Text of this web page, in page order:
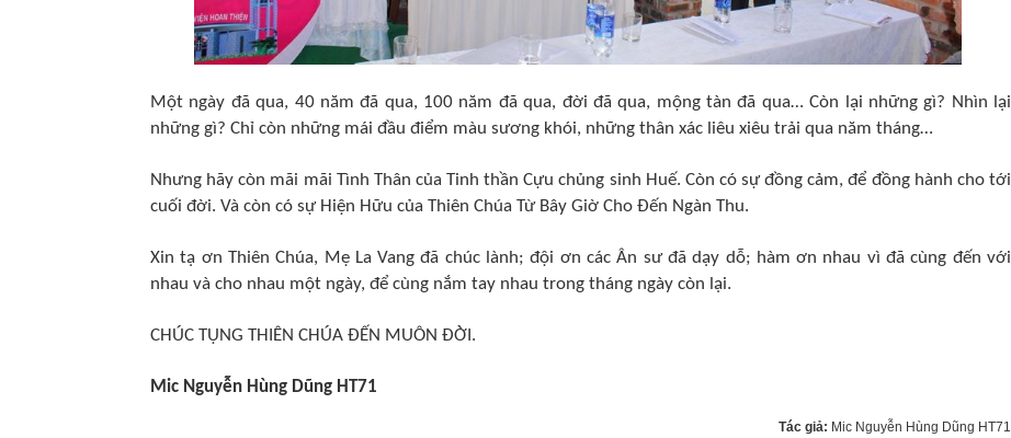
Một ngày đã qua, 40 năm đã qua, 100 năm đã qua, đời đã qua, mộng tàn đã qua… Còn lại những gì? Nhìn lại
những gì? Chỉ còn những mái đầu điểm màu sương khói, những thân xác liêu xiêu trải qua năm tháng…
Nhưng hãy còn mãi mãi Tình Thân của Tinh thần Cựu chủng sinh Huế. Còn có sự đồng cảm, để đồng hành cho tới
cuối đời. Và còn có sự Hiện Hữu của Thiên Chúa Từ Bây Giờ Cho Đến Ngàn Thu.
Xin tạ ơn Thiên Chúa, Mẹ La Vang đã chúc lành; đội ơn các Ân sư đã dạy dỗ; hàm ơn nhau vì đã cùng đến với
nhau và cho nhau một ngày, để cùng nắm tay nhau trong tháng ngày còn lại.
CHÚC TỤNG THIÊN CHÚA ĐẾN MUÔN ĐỜI.
Mic Nguyễn Hùng Dũng HT71
Tác giả: Mic Nguyễn Hùng Dũng HT71